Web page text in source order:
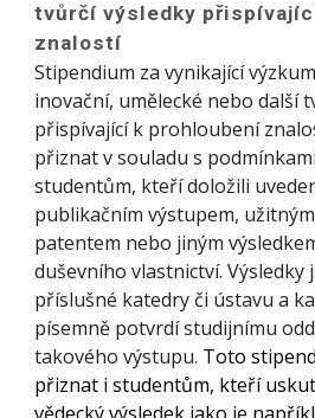
tvůrčí výsledky
znalostí
Stipendium za vynikající
inovační, umělecké nebo další
přispívající k prohloubení
přiznat v souladu s
studentům, kteří doložili
publikačním výstupem,
patentem nebo jiným
duševního vlastnictví. Výsledky
příslušné katedry či ústavu a
písemně potvrdí studijnímu
takového výstupu. Toto
přiznat i studentům, kteří